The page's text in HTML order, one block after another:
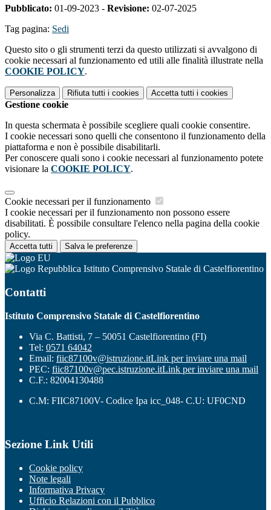
Pubblicato: 01-09-2023 - Revisione: 02-07-2025
Tag pagina: Sedi
Questo sito o gli strumenti terzi da questo utilizzati si avvalgono di
cookie necessari al funzionamento ed utili alle finalità illustrate nella
COOKIE POLICY.
Personalizza Rifiuta tutti i cookies Accetta tutti i cookies
Gestione cookie
In questa schermata è possibile scegliere quali cookie consentire.
I cookie necessari sono quelli che consentono il funzionamento della
piattaforma e non è possibile disabilitarli.
Per conoscere quali sono i cookie necessari al funzionamento potete
visionare la COOKIE POLICY.
Cookie necessari per il funzionamento
I cookie necessari per il funzionamento non possono essere
disabilitati. È possibile consultare l'elenco nella pagina della cookie
policy.
Accetta tutti Salva le preferenze
Istituto Comprensivo Statale di Castelfiorentino
Contatti
Istituto Comprensivo Statale di Castelfiorentino
Via C. Battisti, 7 – 50051 Castelfiorentino (FI)
Tel: 0571 64042
Email: fiic87100v@istruzione.itLink per inviare una mail
PEC: fiic87100v@pec.istruzione.itLink per inviare una mail
C.F.: 82004130488
C.M: FIIC87100V- Codice Ipa icc_048- C.U: UF0CND
Sezione Link Utili
Cookie policy
Note legali
Informativa Privacy
Ufficio Relazioni con il Pubblico